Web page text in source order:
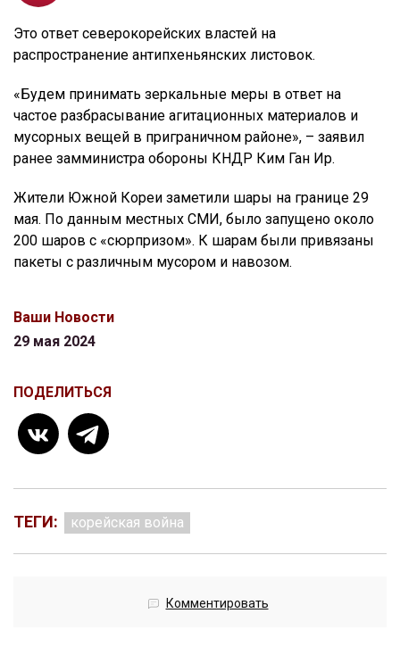
Это ответ северокорейских властей на
распространение антипхеньянских листовок.
«Будем принимать зеркальные меры в ответ на
частое разбрасывание агитационных материалов и
мусорных вещей в приграничном районе», – заявил
ранее замминистра обороны КНДР Ким Ган Ир.
Жители Южной Кореи заметили шары на границе 29
мая. По данным местных СМИ, было запущено около
200 шаров с «сюрпризом». К шарам были привязаны
пакеты с различным мусором и навозом.
Ваши Новости
29 мая 2024
ПОДЕЛИТЬСЯ
ТЕГИ: корейская война
Комментировать